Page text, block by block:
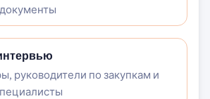
руководители по закупкам и